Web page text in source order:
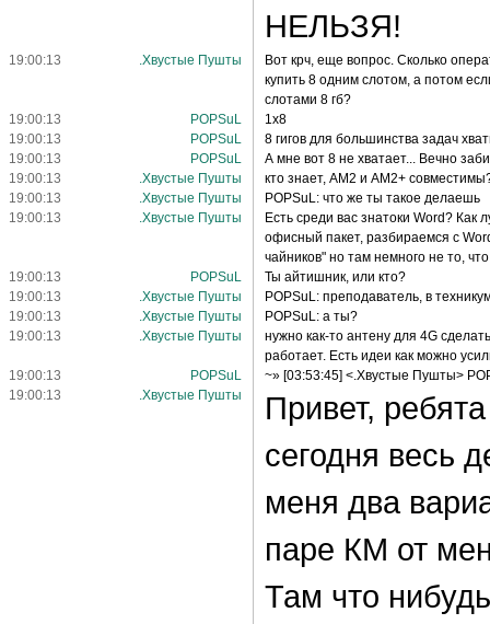
НЕЛЬЗЯ!
19:00:13 .Хвустые Пушты
Вот крч, еще вопрос. Сколько
купить 8 одним слотом, а потом
слотами 8 гб?
19:00:13
POPSuL
1x8
19:00:13
POPSuL
8 гигов для большинства задач
19:00:13
POPSuL
А мне вот 8 не хватает... Вечно
19:00:13
.Хвустые Пушты
кто знает, AM2 и AM2+
19:00:13
.Хвустые Пушты
POPSuL: что же ты такое делаешь
19:00:13
.Хвустые Пушты
Есть среди вас знатоки Word?
офисный пакет, разбираемся с
чайников" но там немного не то,
19:00:13
POPSuL
Ты айтишник, или кто?
19:00:13
.Хвустые Пушты
POPSuL: преподаватель, в
19:00:13
.Хвустые Пушты
POPSuL: а ты?
19:00:13
.Хвустые Пушты
нужно как-то антену для 4G
работает. Есть идеи как можно
19:00:13
POPSuL
~» [03:53:45] <.Хвустые Пушты>
19:00:13
.Хвустые Пушты
Привет,
сегодня весь
меня два
паре КМ от
Там что